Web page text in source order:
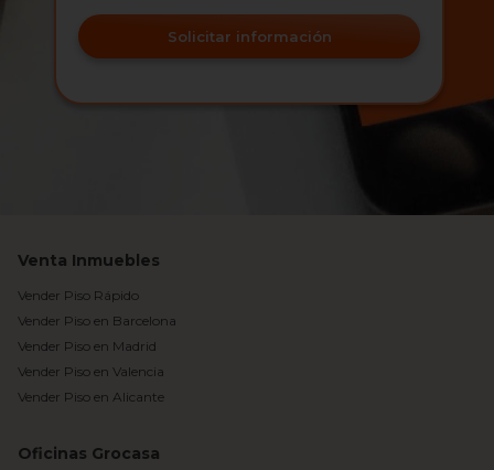
Solicitar información
Venta Inmuebles
Vender Piso Rápido
Vender Piso en Barcelona
Vender Piso en Madrid
Vender Piso en Valencia
Vender Piso en Alicante
Oficinas Grocasa